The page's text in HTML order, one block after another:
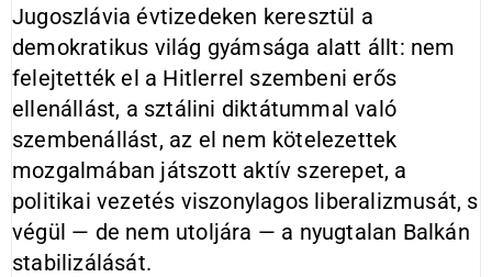
Jugoszlávia évtizedeken keresztül a
demokratikus világ gyámsága alatt állt: nem
felejtették el a Hitlerrel szembeni erős
ellenállást, a sztálini diktátummal való
szembenállást, az el nem kötelezettek
mozgalmában játszott aktív szerepet, a
politikai ve­zetés viszonylagos liberalizmusát, s
végül — de nem utoljára — a nyugtalan Balkán
stabilizálását.